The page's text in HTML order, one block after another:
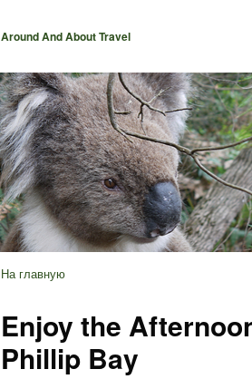
Around And About Travel
На главную
Enjoy the
Phillip Bay